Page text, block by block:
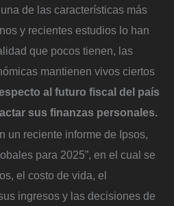
de las características más
y recientes estudios lo han
que pocos tienen, las
mantienen vivos ciertos
al futuro fiscal del país
sus finanzas personales.
un reciente informe de Ipsos,
para 2025”, en el cual se
el costo de vida, el
ingresos y las decisiones de